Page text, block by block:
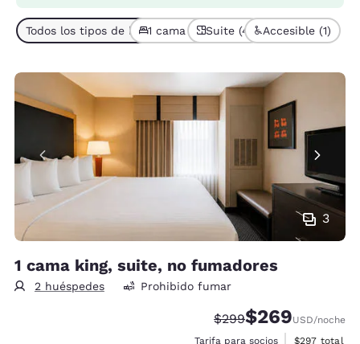
Todos los tipos de habitación (4)
1 cama (4)Suite (4) Accesible (1)
3
1 cama king, suite, no fumadores
2 huéspedes Prohibido fumar
Precio tachado:
$299Precio con
$269USD/noche
Tarifa para socios
Ver detalles
$297 total